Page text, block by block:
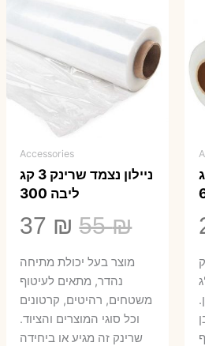
3 קג
הנוכחי
הוא:3 ק"ג
Accessories
ניילון נצמד שרינק 3 קג
ליבה 300
55₪
המחיר
המקורי
היה:
55 ₪.
37 ₪
₪.
מוצר בעל יכולת מתיחה
נהדר, מתאים לעיטוף
משטחים, רהיטים, קרטונים
וכל סוגי המוצרים והציוד.
שרינק זה מגיע או ביחידה